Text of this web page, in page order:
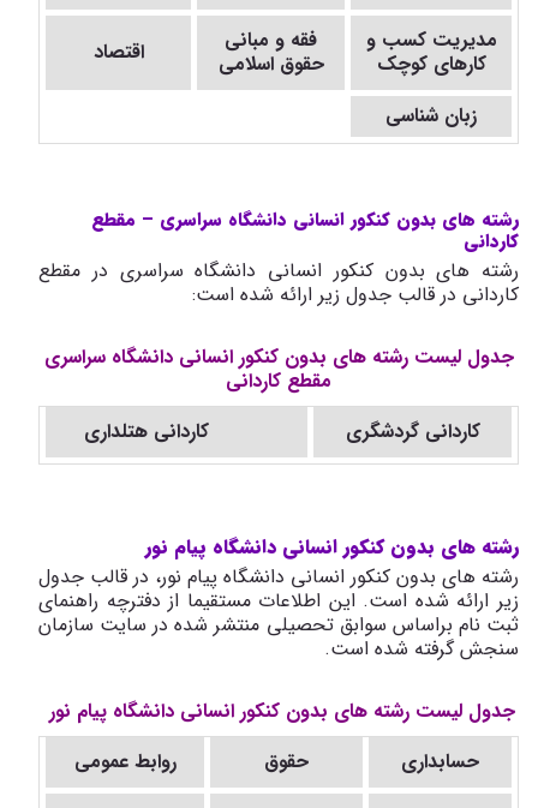
مدیریت کسب و
کارهای کوچک
فقه و مبانی
حقوق اسلامی
اقتصاد
زبان شناسی
رشته های بدون کنکور انسانی دانشگاه سراسری – مقطع
کاردانی
رشته های بدون کنکور انسانی دانشگاه سراسری در مقطع
کاردانی در قالب جدول زیر ارائه شده است:
جدول لیست رشته های بدون کنکور انسانی دانشگاه سراسری
مقطع کاردانی
کاردانی گردشگری
کاردانی هتلداری
رشته های بدون کنکور انسانی دانشگاه پیام نور
رشته های بدون کنکور انسانی دانشگاه پیام نور، در قالب جدول
زیر ارائه شده است. این اطلاعات مستقیما از دفترچه راهنمای
ثبت نام براساس سوابق تحصیلی منتشر شده در سایت سازمان
سنجش گرفته شده است.
جدول لیست رشته های بدون کنکور انسانی دانشگاه پیام نور
حسابداری
حقوق
روابط عمومی